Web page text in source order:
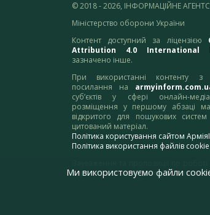
© 2018 - 2026, ІНФОРМАЦІЙНЕ
Міністерство оборони України
Контент доступний за ліцензією
Attribution 4.0 International
зазначено інше.
При використанні контенту з
посилання на
суб’єктів у сфері онлайн-
розміщення у першому абзаці
відкритого для пошукових
цитований матеріал.
Політика користування сайтом
Політика використання файлів cookie
адресу:
Ми використовуємо файли